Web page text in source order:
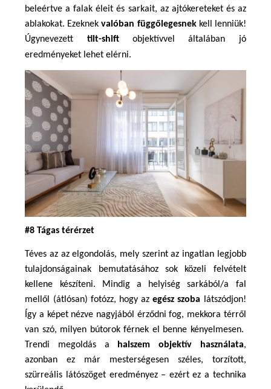
beleértve a falak éleit és sarkait, az ajtókereteket és az
ablakokat. Ezeknek valóban függőlegesnek kell lenniük!
Úgynevezett tilt-shift objektívvel általában jó
eredményeket lehet elérni.
#8 Tágas térérzet
Téves az az elgondolás, mely szerint az ingatlan legjobb
tulajdonságainak bemutatásához sok közeli felvételt
kellene készíteni. Mindig a helyiség sarkából/a fal
mellől (átlósan) fotózz, hogy az egész szoba látszódjon!
Így a képet nézve nagyjából érződni fog, mekkora térről
van szó, milyen bútorok férnek el benne kényelmesen.
Trendi megoldás a
halszem objektív használata,
azonban ez már mesterségesen széles, torzított,
szürreális látószöget eredményez – ezért ez a technika